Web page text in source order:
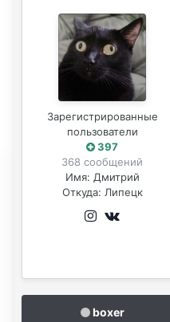
Зарегистрированные
пользователи
397
368 сообщений
Имя: Дмитрий
Откуда: Липецк
boxer